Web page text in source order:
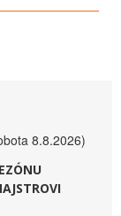
8.8.2026)